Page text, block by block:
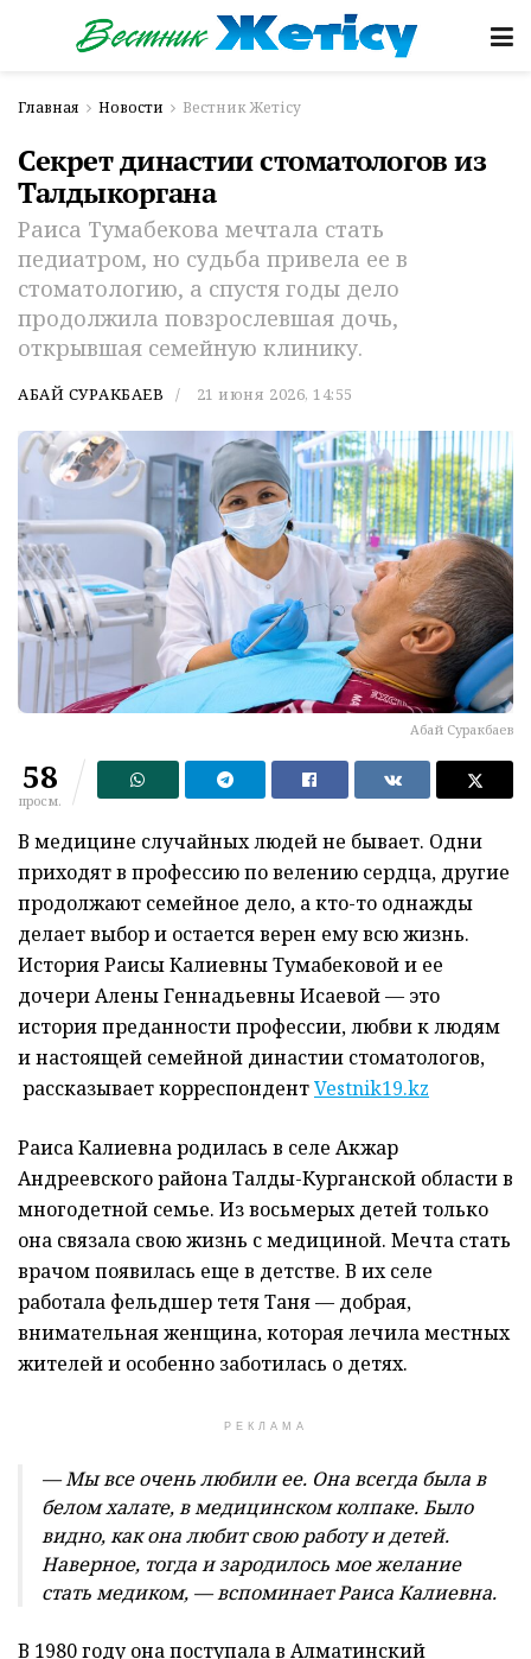
Главная Новости Вестник Жетісу
Секрет династии стоматологов из
Талдыкоргана
Раиса Тумабекова мечтала стать
педиатром, но судьба привела ее в
стоматологию, а спустя годы дело
продолжила повзрослевшая дочь,
открывшая семейную клинику.
АБАЙ СУРАКБАЕВ 21 июня 2026, 14:55
Абай Суракбаев
58
просм.
В медицине случайных людей не бывает. Одни
приходят в профессию по велению сердца, другие
продолжают семейное дело, а кто-то однажды
делает выбор и остается верен ему всю жизнь.
История Раисы Калиевны Тумабековой и ее
дочери Алены Геннадьевны Исаевой — это
история преданности профессии, любви к людям
и настоящей семейной династии стоматологов,
рассказывает корреспондентVestnik19.kz
Раиса Калиевна родилась в селе Акжар
Андреевского района Талды-Курганской области в
многодетной семье. Из восьмерых детей только
она связала свою жизнь с медициной. Мечта стать
врачом появилась еще в детстве. В их селе
работала фельдшер тетя Таня — добрая,
внимательная женщина, которая лечила местных
жителей и особенно заботилась о детях.
РЕКЛАМА
— Мы все очень любили ее. Она всегда была в
белом халате, в медицинском колпаке. Было
видно, как она любит свою работу и детей.
Наверное, тогда и зародилось мое желание
стать медиком, — вспоминает Раиса Калиевна.
В 1980 году она поступала в Алматинский